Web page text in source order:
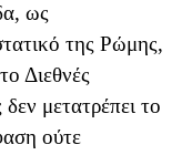
ως
της Ρώμης,
Διεθνές
μετατρέπει το
ούτε